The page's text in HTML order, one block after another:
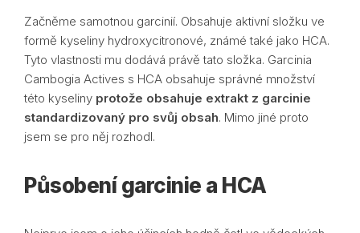
Začněme samotnou garcinií. Obsahuje aktivní složku ve
formě kyseliny hydroxycitronové, známé také jako HCA.
Tyto vlastnosti mu dodává právě tato složka. Garcinia
Cambogia Actives s HCA obsahuje správné množství
této kyseliny protože obsahuje extrakt z garcinie
standardizovaný pro svůj obsah. Mimo jiné proto
jsem se pro něj rozhodl.
Působení garcinie a HCA